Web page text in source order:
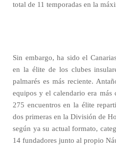
total de 11 temporadas en la
Sin embargo, ha sido el
en la élite de los clubes
palmarés es más reciente.
equipos y el calendario era más
275 encuentros en la élite
dos primeras en la División de
según ya su actual formato,
14 fundadores junto al propio